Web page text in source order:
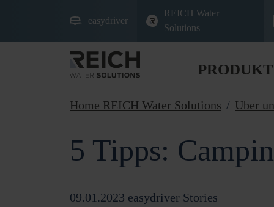
easydriver
REICH Water
Solutions
Home REICH Water Solutions Über
5 Tipps:
09.01.2023 easydriver Stories